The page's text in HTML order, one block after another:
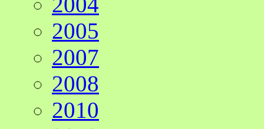
2005
2007
2008
2010